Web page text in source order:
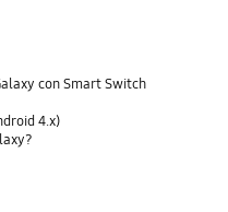
con Smart Switch
4.x)